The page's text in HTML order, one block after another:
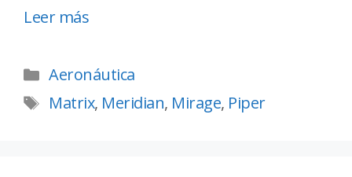
Leer más
Aeronáutica
Matrix, Meridian, Mirage, Piper